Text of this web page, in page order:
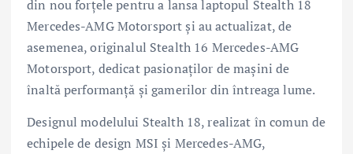
din nou forțele pentru a lansa laptopul Stealth 18
Mercedes-AMG Motorsport și au actualizat, de
asemenea, originalul Stealth 16 Mercedes-AMG
Motorsport, dedicat pasionaților de mașini de
înaltă performanță și gamerilor din întreaga lume.
Designul modelului Stealth 18, realizat în comun de
echipele de design MSI și Mercedes-AMG,